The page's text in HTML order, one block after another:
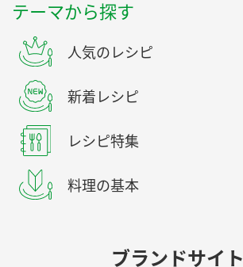
テーマから探す
人気のレシピ
新着レシピ
レシピ特集
料理の基本
ブランドサイト